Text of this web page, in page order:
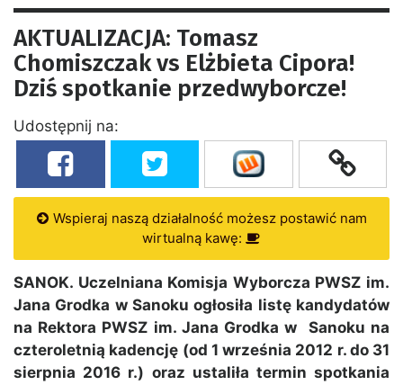
AKTUALIZACJA: Tomasz
Chomiszczak vs Elżbieta Cipora!
Dziś spotkanie przedwyborcze!
Udostępnij na:
Wspieraj naszą działalność możesz postawić nam
wirtualną kawę:
SANOK. Uczelniana Komisja Wyborcza PWSZ im.
Jana Grodka w Sanoku ogłosiła listę kandydatów
na Rektora PWSZ im. Jana Grodka w Sanoku na
czteroletnią kadencję (od 1 września 2012 r. do 31
sierpnia 2016 r.) oraz ustaliła termin spotkania